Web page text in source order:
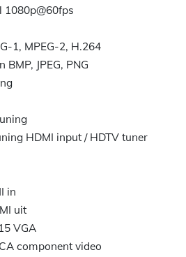
1080p@60fps
1, MPEG-2, H.264
JPEG, PNG
HDMI input / HDTV tuner
in
uit
VGA
component video